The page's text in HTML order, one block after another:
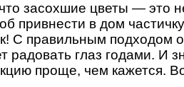
засохшие цветы — это
привнести в дом
С правильным подходом
радовать глаз годами. И
проще, чем кажется.